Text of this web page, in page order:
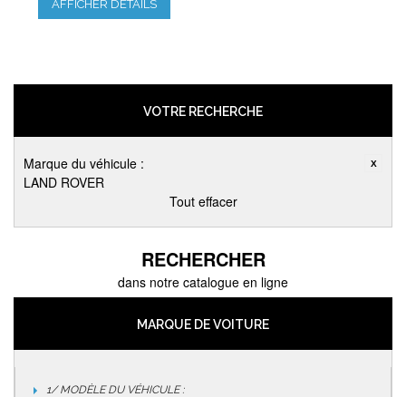
AFFICHER DÉTAILS
VOTRE RECHERCHE
Marque du véhicule :
LAND ROVER
Tout effacer
RECHERCHER
dans notre catalogue en ligne
MARQUE DE VOITURE
1/ MODÈLE DU VÉHICULE :